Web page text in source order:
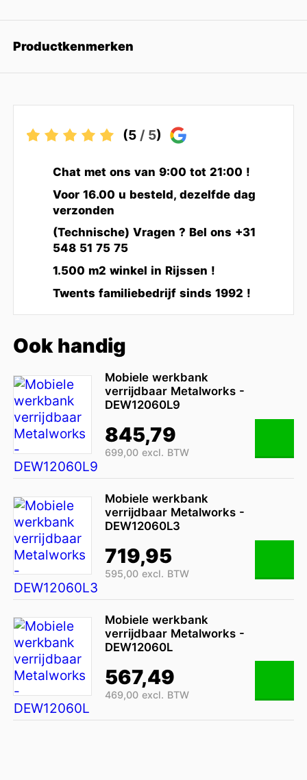
Productkenmerken
(5 / 5)
Chat met ons van 9:00 tot 21:00 !
Voor 16.00 u besteld, dezelfde dag
verzonden
(Technische) Vragen ? Bel ons +31
548 51 75 75
1.500 m2 winkel in Rijssen !
Twents familiebedrijf sinds 1992 !
Ook handig
Mobiele werkbank
verrijdbaar Metalworks -
DEW12060L9
845,79
699,00 excl. BTW
Mobiele werkbank
verrijdbaar Metalworks -
DEW12060L3
719,95
595,00 excl. BTW
Mobiele werkbank
verrijdbaar Metalworks -
DEW12060L
567,49
469,00 excl. BTW